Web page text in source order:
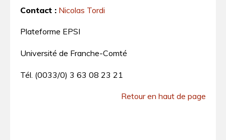
Contact : Nicolas Tordi
Plateforme EPSI
Université de Franche-Comté
Tél. (0033/0) 3 63 08 23 21
Retour en haut de page